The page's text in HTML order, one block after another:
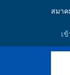
สมาค
เ